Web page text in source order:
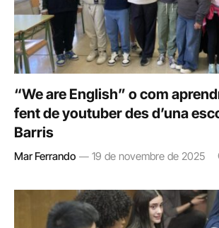
“We are English” o com
fent de youtuber des d’una
Barris
Mar Ferrando 19 de novembre de 2025